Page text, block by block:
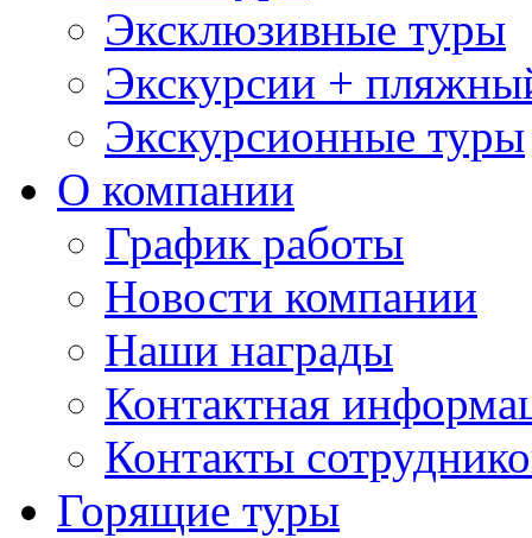
Эксклюзивные туры
Экскурсии +
Экскурсионные туры
О компании
График работы
Новости компании
Наши награды
Контактная
Контакты
Горящие туры